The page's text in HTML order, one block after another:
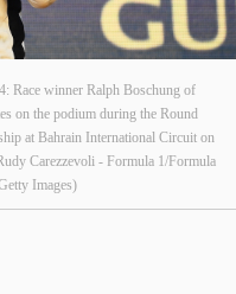
winner Ralph Boschung of
on the podium during the Round
at Bahrain International Circuit on
Carezzevoli - Formula 1/Formula
Images)